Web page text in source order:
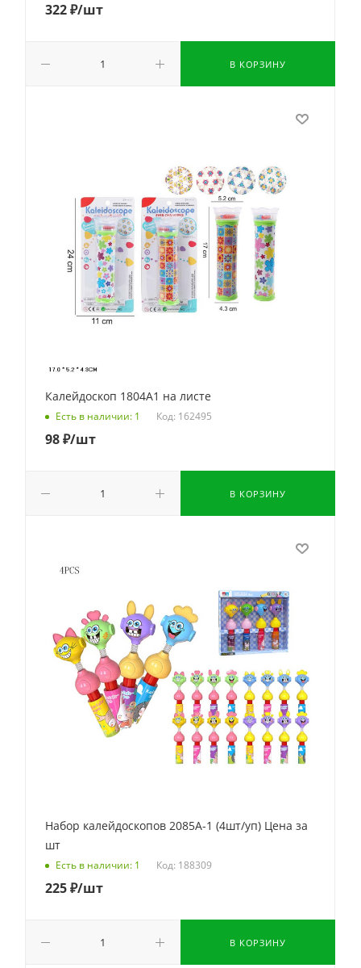
322₽/шт
В КОРЗИНУ
Калейдоскоп 1804A1 на листе
Есть в наличии: 1 Код: 162495
98₽/шт
В КОРЗИНУ
Набор калейдоскопов 2085A-1 (4шт/уп) Цена за
шт
Есть в наличии: 1 Код: 188309
225₽/шт
В КОРЗИНУ